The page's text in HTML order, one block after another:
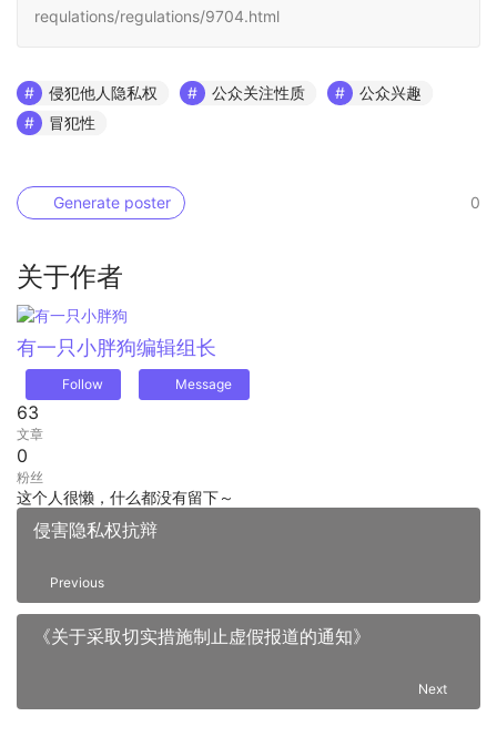
requlations/regulations/9704.html
侵犯他人隐私权 公众关注性质
公众兴趣
冒犯性
0
Generate poster
关于作者
有一只小胖狗编辑组长
Follow Message
63
文章
0
粉丝
这个人很懒，什么都没有留下～
侵害隐私权抗辩
Previous
《关于采取切实措施制止虚假报道的通知》
Next